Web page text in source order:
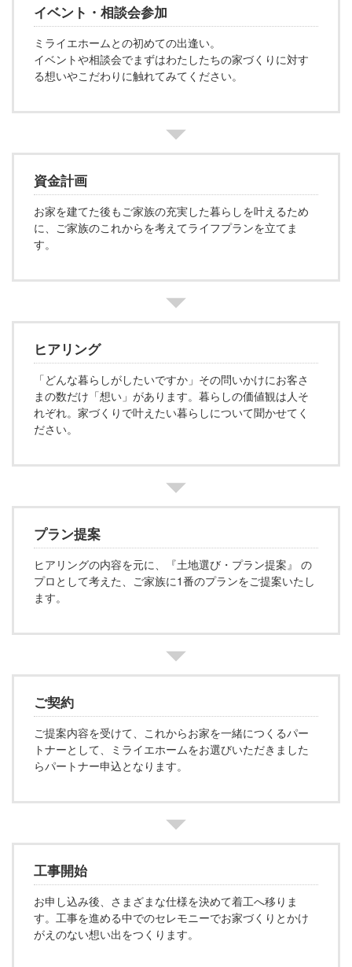
イベント・相談会参加
ミライエホームとの初めての出逢い。
イベントや相談会でまずはわたしたちの家づくりに対す
る想いやこだわりに触れてみてください。
資金計画
お家を建てた後もご家族の充実した暮らしを叶えるため
に、ご家族のこれからを考えてライフプランを立てま
す。
ヒアリング
「どんな暮らしがしたいですか」その問いかけにお客さ
まの数だけ「想い」があります。暮らしの価値観は人そ
れぞれ。家づくりで叶えたい暮らしについて聞かせてく
ださい。
プラン提案
ヒアリングの内容を元に、『土地選び・プラン提案』 の
プロとして考えた、ご家族に1番のプランをご提案いたし
ます。
ご契約
ご提案内容を受けて、これからお家を一緒につくるパー
トナーとして、ミライエホームをお選びいただきました
らパートナー申込となります。
工事開始
お申し込み後、さまざまな仕様を決めて着工へ移りま
す。工事を進める中でのセレモニーでお家づくりとかけ
がえのない想い出をつくります。